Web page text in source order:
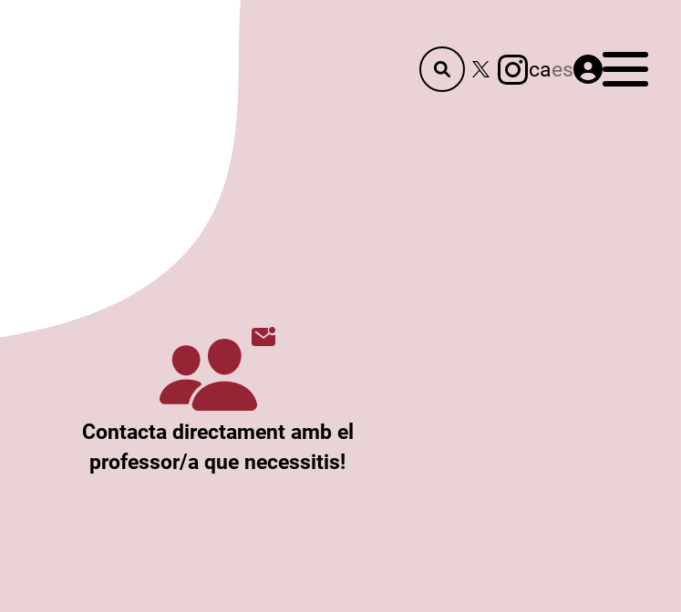
caes Menú
Contacta directament amb el
professor/a que necessitis!